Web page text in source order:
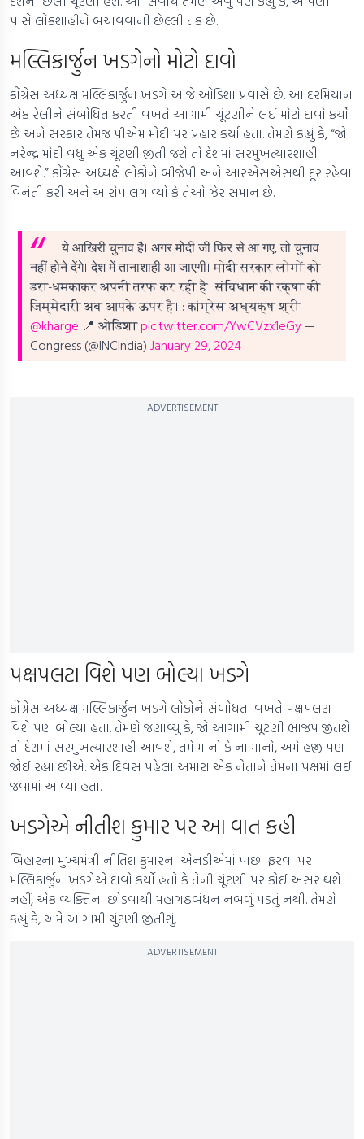
પાસે લોકશાહીને બચાવવાની છેલ્લી તક છે.
મલ્લિકાર્જુન ખડગેનો મોટો દાવો
કોંગ્રેસ અધ્યક્ષ મલ્લિકાર્જુન ખડગે આજે ઓડિશા પ્રવાસે છે. આ દરમિયાન
એક રેલીને સંબોધિત કરતી વખતે આગામી ચૂંટણીને લઈ મોટો દાવો કર્યો
છે અને સરકાર તેમજ પીએમ મોદી પર પ્રહાર કર્યા હતા. તેમણે કહ્યું કે, “જો
નરેન્દ્ર મોદી વધુ એક ચૂંટણી જીતી જશે તો દેશમાં સરમુખત્યારશાહી
આવશે.” કોંગ્રેસ અધ્યક્ષે લોકોને બીજેપી અને આરએસએસથી દૂર રહેવા
વિનંતી કરી અને આરોપ લગાવ્યો કે તેઓ ઝેર સમાન છે.
ये आखिरी चुनाव है। अगर मोदी जी फिर से आ गए, तो चुनाव
नहीं होने देंगे। देश में तानाशाही आ जाएगी।मोदी सरकार लोगों को
डरा-धमकाकर अपनी तरफ कर रही है। संविधान की रक्षा की
जिम्मेदारी अब आपके ऊपर है। : कांग्रेस अध्यक्ष श्री
@kharge 📍 ओडिशाpic.twitter.com/YwCVzx1eGy —
Congress (@INCIndia) January 29, 2024
ADVERTISEMENT
પક્ષપલટા વિશે પણ બોલ્યા ખડગે
કોંગ્રેસ અધ્યક્ષ મલ્લિકાર્જુન ખડગે લોકોને સંબોધતા વખતે પક્ષપલટા
વિશે પણ બોલ્યા હતા. તેમણે જણાવ્યું કે, જો આગામી ચૂંટણી ભાજપ જીતશે
તો દેશમાં સરમુખત્યારશાહી આવશે, તમે માનો કે ના માનો, અમે હજી પણ
જોઈ રહ્યા છીએ. એક દિવસ પહેલા અમારા એક નેતાને તેમના પક્ષમાં લઈ
જવામાં આવ્યા હતા.
ખડગેએ નીતીશ કુમાર પર આ વાત કહી
બિહારના મુખ્યમંત્રી નીતિશ કુમારના એનડીએમાં પાછા ફરવા પર
મલ્લિકાર્જુન ખડગેએ દાવો કર્યો હતો કે તેની ચૂંટણી પર કોઈ અસર થશે
નહીં, એક વ્યક્તિના છોડવાથી મહાગઠબંધન નબળું પડતું નથી. તેમણે
કહ્યું કે, અમે આગામી ચુંટણી જીતીશું.
ADVERTISEMENT